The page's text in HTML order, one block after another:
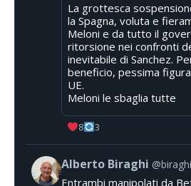
La grottesca
la Spagna, voluta e
Meloni e da tutto il
ritorsione nei confronti
inevitabile di Sanchez.
beneficio, pessima
UE.
Meloni le sbaglia tutte
8 3
Alberto Biraghi
Entrambi manipolati da